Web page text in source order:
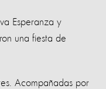
Esperanza y
una fiesta de
Acompañadas por